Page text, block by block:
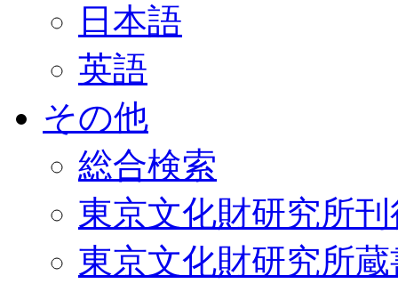
日本語
英語
その他
総合検索
東京文化財研究所
東京文化財研究所